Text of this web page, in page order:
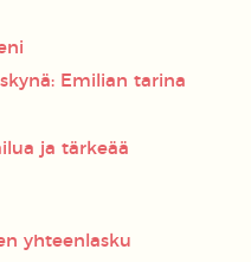
Emilian tarina
ja tärkeää
yhteenlasku